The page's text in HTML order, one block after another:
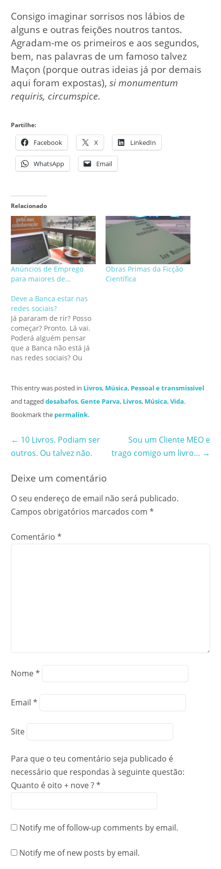
Consigo imaginar sorrisos nos lábios de
alguns e outras feições noutros tantos.
Agradam-me os primeiros e aos segundos,
bem, nas palavras de um famoso talvez
Maçon (porque outras ideias já por demais
aqui foram expostas),si monumentum
requiris, circumspice.
Partilhe:
Facebook X LinkedIn
WhatsApp Email
Relacionado
Anúncios de Emprego
para maiores de…
Obras Primas da Ficção
Científica
Deve a Banca estar nas
redes sociais?
Já pararam de rir? Posso
começar? Pronto. Lá vai.
Poderá alguém pensar
que a Banca não está já
nas redes sociais? Ou
pergunta que dá titulo
ao post, poderá alguém
pensar que, chegando à
estranha conclusão de
deveria…
This entry was posted in Livros, Música, Pessoal e transmissivel
and taggeddesabafos,Gente Parva, Livros, Música,Vida.
Bookmark the permalink.
Post
navigation
← 10 Livros. Podiam ser
outros. Ou talvez não.
Sou um Cliente MEO e
trago comigo um livro… →
Deixe um comentário
O seu endereço de email não será publicado.
Campos obrigatórios marcados com*
Comentário*
Nome*
Email*
Site
Para que o teu comentário seja publicado é
necessário que respondas à seguinte questão:
Quanto é oito + nove ? *
Notify me of follow-up comments by email.
Notify me of new posts by email.